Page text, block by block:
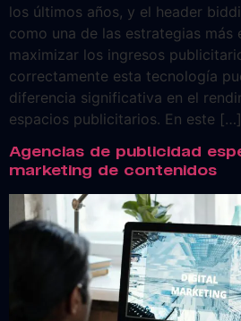
los últimos años, y el header
como una de las estrategias más
maximizar los ingresos
correctamente esta tecnología
diferencia significativa en el
espacios publicitarios. En este […]
Agencias de publicidad
marketing de contenidos